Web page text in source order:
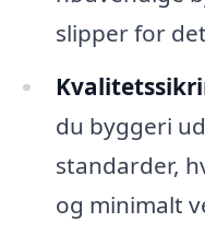
slipper for
du byggeri
standarder,
og minimalt